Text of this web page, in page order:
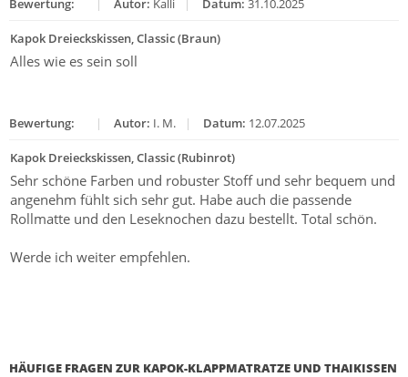
Bewertung: | Autor: Kalli | Datum: 31.10.2025
Kapok Dreieckskissen, Classic (Braun)
Alles wie es sein soll
Bewertung: | Autor: I. M. | Datum: 12.07.2025
Kapok Dreieckskissen, Classic (Rubinrot)
Sehr schöne Farben und robuster Stoff und sehr bequem und
angenehm fühlt sich sehr gut. Habe auch die passende
Rollmatte und den Leseknochen dazu bestellt. Total schön.
Werde ich weiter empfehlen.
HÄUFIGE FRAGEN ZUR KAPOK-KLAPPMATRATZE UND THAIKISSEN